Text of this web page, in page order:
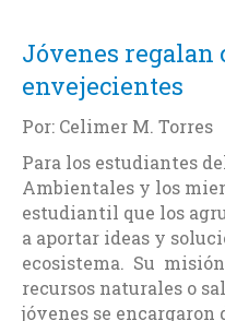
Jóvenes regalan
envejecientes
Por: Celimer M. Torres
Para los estudiantes
Ambientales y los
estudiantil que los
a aportar ideas y
ecosistema. Su
recursos naturales o
jóvenes se